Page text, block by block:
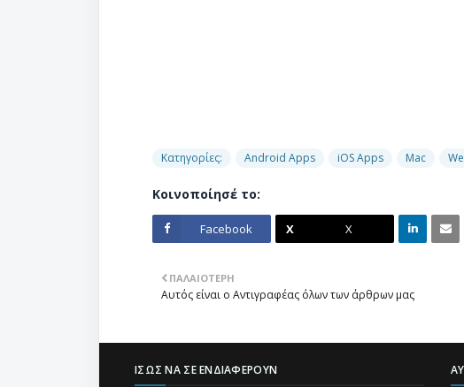
Κατηγορίες: Android Apps iOS Apps Mac
Κοινοποίησέ το:
Facebook
X
ΠΑΛΑΙΌΤΕΡΗ
Αυτός είναι ο Αντιγραφέας όλων των άρθρων μας
ΊΣΩΣ ΝΑ ΣΕ ΕΝΔΙΑΦΈΡΟΥΝ